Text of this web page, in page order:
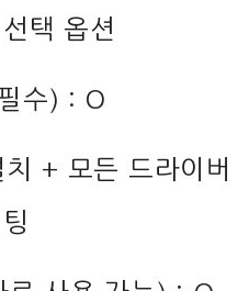
택 옵션
수) : O
+ 모든 드라이버